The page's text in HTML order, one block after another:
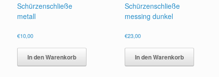
Schürzenschließe
metall
€10,00
In den Warenkorb
Schürzenschließe
messing dunkel
€23,00
In den Warenkorb